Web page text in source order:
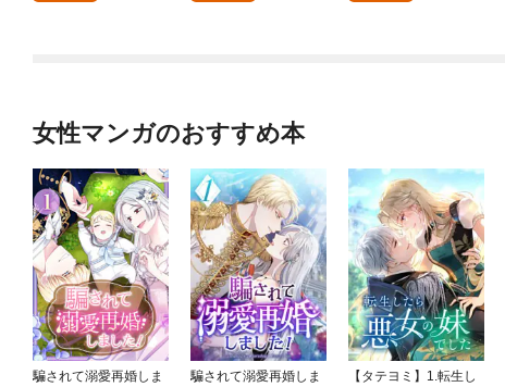
女性マンガのおすすめ本
騙されて溺愛再婚しま
騙されて溺愛再婚しま
【タテヨミ】1.転生し